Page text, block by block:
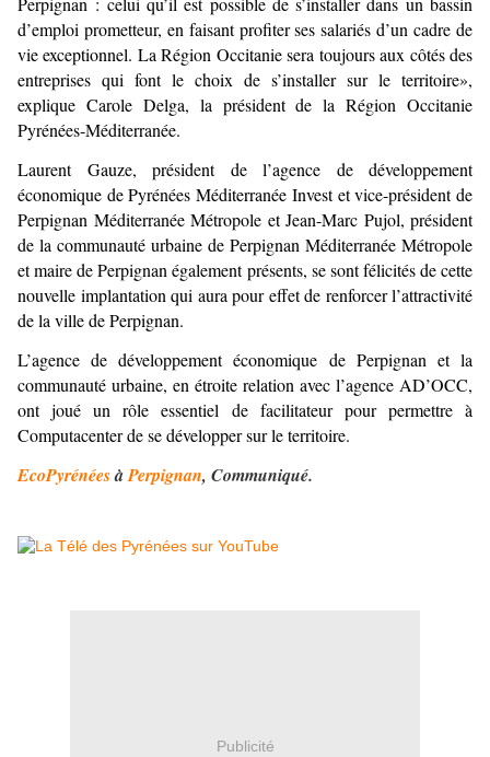
d’emploi prometteur, en faisant profiter ses salariés d’un cadre de
vie exceptionnel. La Région Occitanie sera toujours aux côtés des
entreprises qui font le choix de s’installer sur le territoire»,
explique Carole Delga, la président de la Région Occitanie
Pyrénées-Méditerranée.
Laurent Gauze, président de l’agence de développement
économique de Pyrénées Méditerranée Invest et vice-président de
Perpignan Méditerranée Métropole et Jean-Marc Pujol, président
de la communauté urbaine de Perpignan Méditerranée Métropole
et maire de Perpignan également présents, se sont félicités de cette
nouvelle implantation qui aura pour effet de renforcer l’attractivité
de la ville de Perpignan.
L’agence de développement économique de Perpignan et la
communauté urbaine, en étroite relation avec l’agence AD’OCC,
ont joué un rôle essentiel de facilitateur pour permettre à
Computacenter de se développer sur le territoire.
EcoPyrénéesàPerpignan, Communiqué.
Publicité